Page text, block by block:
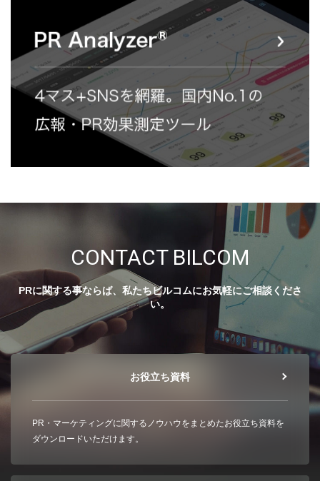
CONTACT BILCOM
PRに関する事ならば、私たちビルコムにお気軽にご相談くださ
い。
お役立ち資料
PR・マーケティングに関するノウハウをまとめたお役立ち資料を
ダウンロードいただけます。